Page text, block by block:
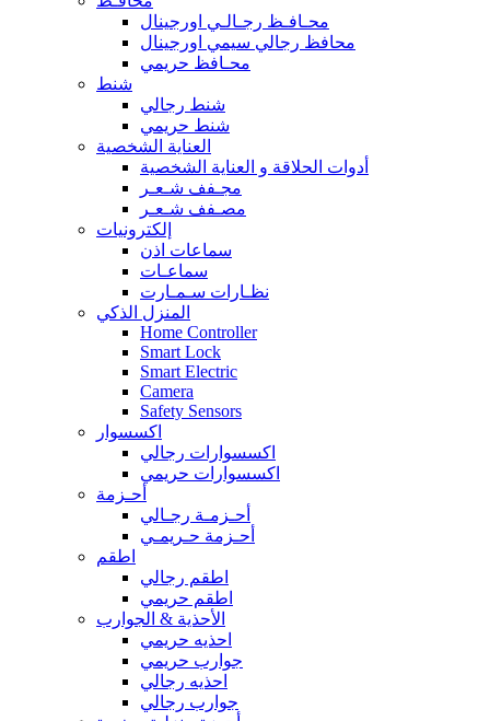
محـافـظ رجـالـي اورجينال
محافظ رجالي سيمي اورجينال
محـافظ حريمي
شنط
شنط رجالي
شنط حريمي
العناية الشخصية
أدوات الحلاقة و العناية الشخصية
مجـفف شـعـر
مصـفف شـعـر
إلكترونيات
سماعات اذن
سماعـات
نظـارات سـمـارت
المنزل الذكي
Home Controller
Smart Lock
Smart Electric
Camera
Safety Sensors
اكسسوار
اكسسوارات رجالي
اكسسوارات حريمي
أحـزمة
أحـزمـة رجـالي
أحـزمة حـريمـي
اطقم
اطقم رجالي
اطقم حريمي
الأحذية & الجوارب
احذيه حريمي
جوارب حريمي
احذيه رجالي
جوارب رجالي